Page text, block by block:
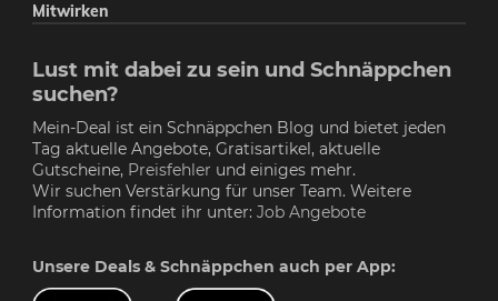
Mitwirken
Lust mit dabei zu sein und Schnäppchen
suchen?
Mein-Deal ist ein Schnäppchen Blog und bietet jeden
Tag aktuelle Angebote, Gratisartikel, aktuelle
Gutscheine, Preisfehler und einiges mehr.
Wir suchen Verstärkung für unser Team. Weitere
Information findet ihr unter: Job Angebote
Unsere Deals & Schnäppchen auch per App: